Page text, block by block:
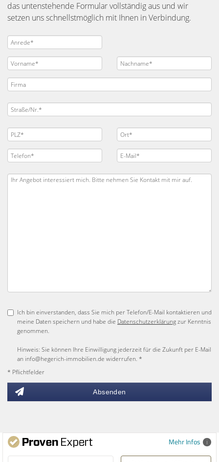
das untenstehende Formular vollständig aus und wir
setzen uns schnellstmöglich mit Ihnen in Verbindung.
Ich bin einverstanden, dass Sie mich per Telefon/E-Mail kontaktieren und
meine Daten speichern und habe die Datenschutzerklärungzur Kenntnis
genommen.
Hinweis: Sie können Ihre Einwilligung jederzeit für die Zukunft per E-Mail
an info@hegerich-immobilien.de widerrufen. *
* Pflichtfelder
Absenden
Mehr Infos